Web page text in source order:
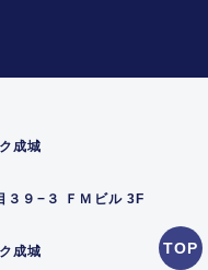
成城
３９−３ ＦＭビル 3F
成城